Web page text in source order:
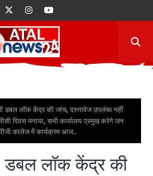
डबल लॉक केंद्र की जांच, दस्तावेज उपलंब्ध नहीं
दिवस मनाया, सभी कार्यालय प्रमुख करेगे जन
कालेज में कार्यक्रम आज..
डबल लॉक केंद्र की